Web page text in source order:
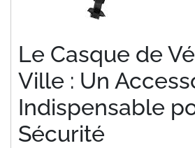
Le Casque de
Ville : Un
Indispensable
Sécurité